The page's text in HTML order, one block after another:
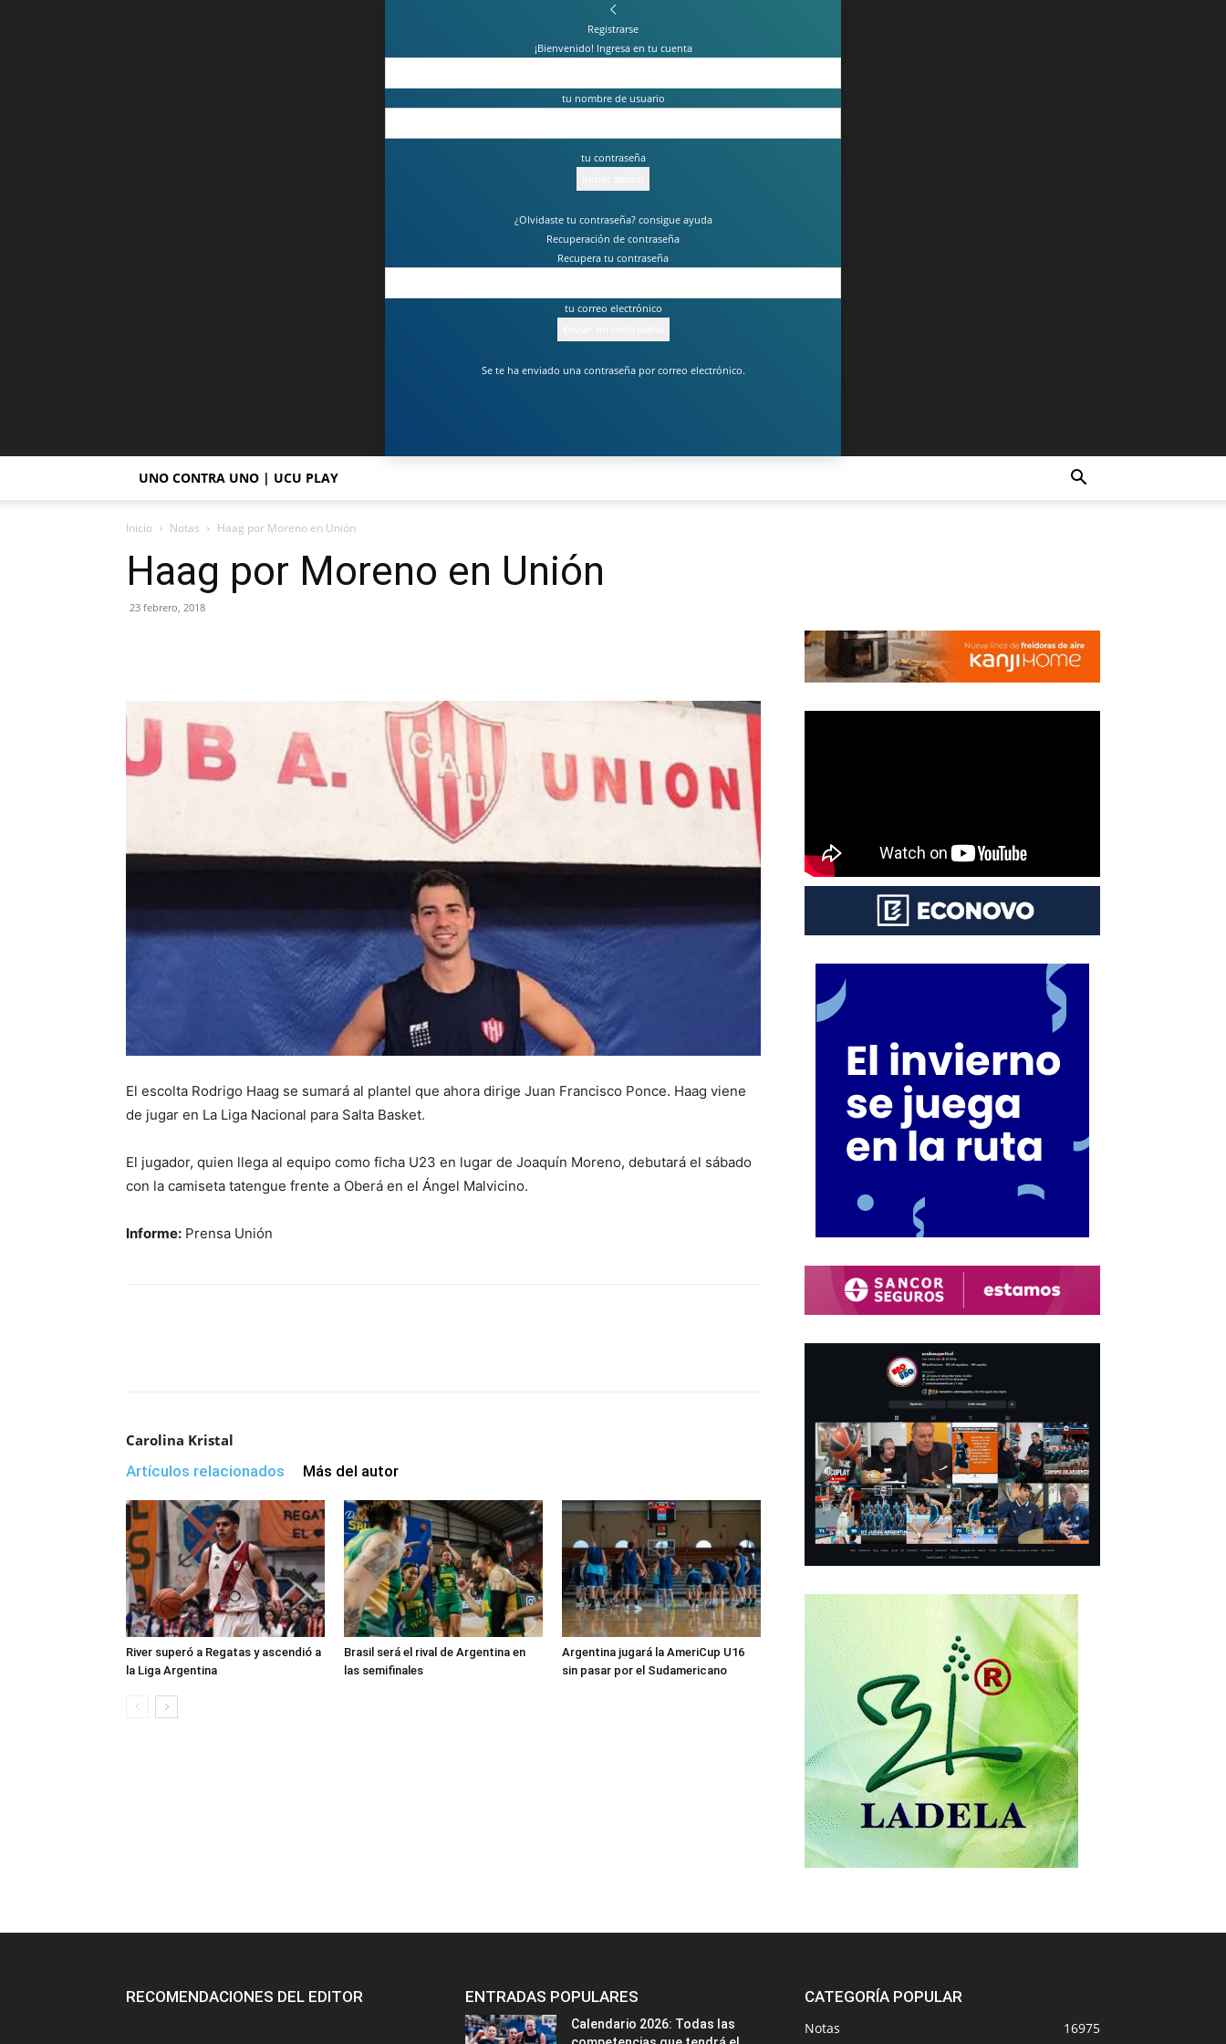
Registrarse
¡Bienvenido! Ingresa en tu cuenta
tu nombre de usuario
tu contraseña
¿Olvidaste tu contraseña? consigue ayuda
Recuperación de contraseña
Recupera tu contraseña
tu correo electrónico
Se te ha enviado una contraseña por correo electrónico.
UNO CONTRA UNO | UCU PLAY
Inicio Notas Haag por Moreno en Unión
Haag por Moreno en Unión
23 febrero, 2018
El escolta Rodrigo Haag se sumará al plantel que ahora dirige Juan Francisco Ponce. Haag viene
de jugar en La Liga Nacional para Salta Basket.
El jugador, quien llega al equipo como ficha U23 en lugar de Joaquín Moreno, debutará el sábado
con la camiseta tatengue frente a Oberá en el Ángel Malvicino.
Informe: Prensa Unión
Carolina Kristal
Artículos relacionados
Más del autor
River superó a Regatas y ascendió a
la Liga Argentina
Brasil será el rival de Argentina en
las semifinales
Argentina jugará la AmeriCup U16
sin pasar por el Sudamericano
RECOMENDACIONES DEL EDITOR ENTRADAS POPULARES
Calendario 2026: Todas las
CATEGORÍA POPULAR
Notas 16975